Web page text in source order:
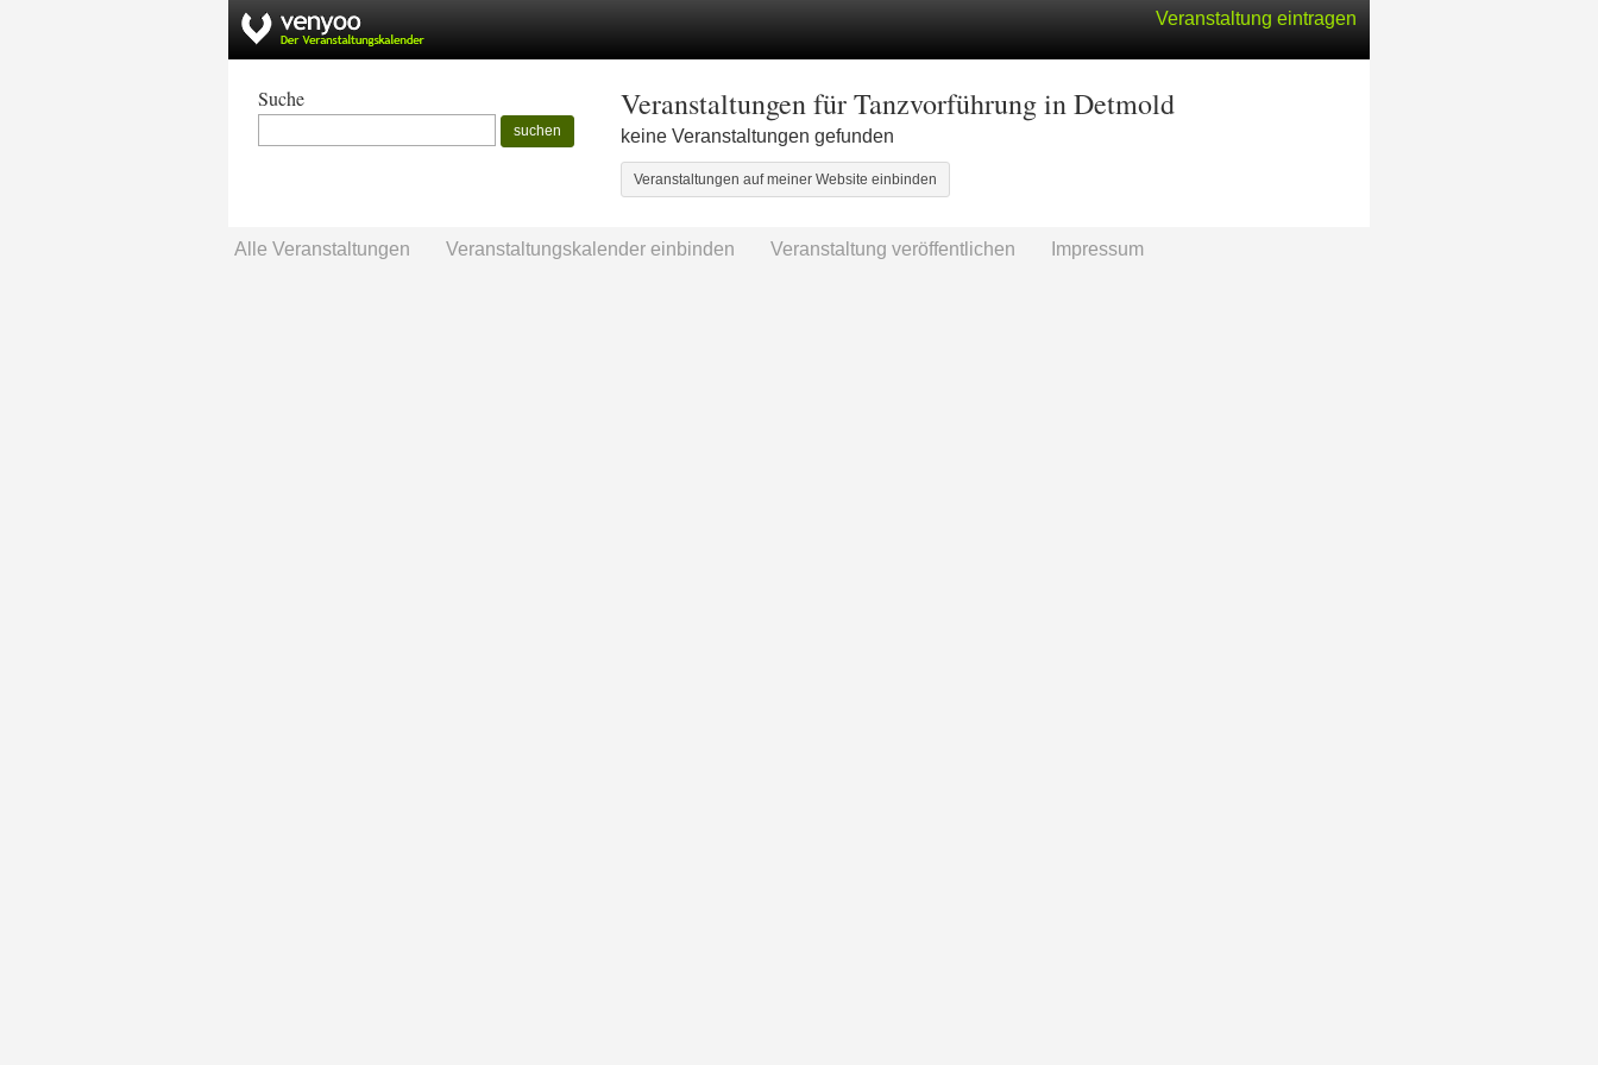
Veranstaltung eintragen
Suche
suchen
Veranstaltungen für Tanzvorführung in Detmold
keine Veranstaltungen gefunden
Veranstaltungen auf meiner Website einbinden
Alle Veranstaltungen Veranstaltungskalender einbinden Veranstaltung veröffentlichen Impressum